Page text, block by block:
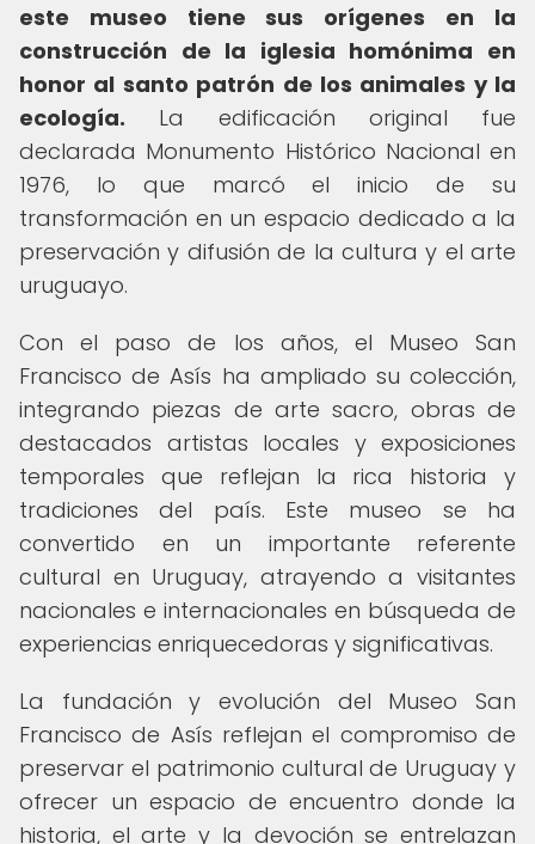
este museo tiene sus orígenes en la
construcción de la iglesia homónima en
honor al santo patrón de los animales y la
ecología. La edificación original fue
declarada Monumento Histórico Nacional en
1976, lo que marcó el inicio de su
transformación en un espacio dedicado a la
preservación y difusión de la cultura y el arte
uruguayo.
Con el paso de los años, el Museo San
Francisco de Asís ha ampliado su colección,
integrando piezas de arte sacro, obras de
destacados artistas locales y exposiciones
temporales que reflejan la rica historia y
tradiciones del país. Este museo se ha
convertido en un importante referente
cultural en Uruguay, atrayendo a visitantes
nacionales e internacionales en búsqueda de
experiencias enriquecedoras y significativas.
La fundación y evolución del Museo San
Francisco de Asís reflejan el compromiso de
preservar el patrimonio cultural de Uruguay y
ofrecer un espacio de encuentro donde la
historia, el arte y la devoción se entrelazan